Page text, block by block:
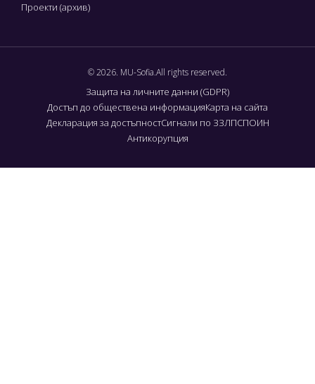
Проекти (архив)
© 2026. MU-Sofia.All rights reserved.
Защита на личните данни (GDPR)
Достъп до обществена информацияКарта на сайта
Декларация за достъпностСигнали по ЗЗЛПСПОИН
Антикорупция